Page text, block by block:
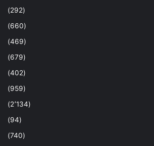
(292)
(660)
(469)
(679)
(402)
(959)
(2٬134)
(94)
(740)